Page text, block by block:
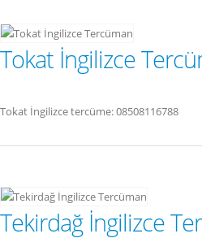
Tokat İngilizce
Tokat İngilizce tercüme: 08508116788
Tekirdağ İngilizce